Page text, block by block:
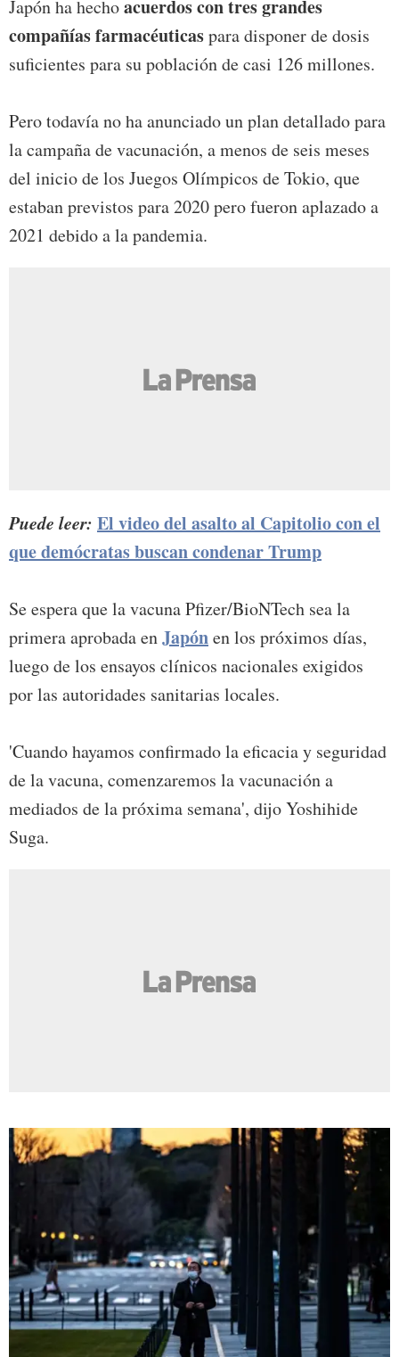
Japón ha hechoacuerdos con tres grandes
compañías farmacéuticaspara disponer de dosis
suficientes para su población de casi 126 millones.
Pero todavía no ha anunciado un plan detallado para
la campaña de vacunación, a menos de seis meses
del inicio de los Juegos Olímpicos de Tokio, que
estaban previstos para 2020 pero fueron aplazado a
2021 debido a la pandemia.
Puede leer: El video del asalto al Capitolio con el
que demócratas buscan condenar Trump
Se espera que la vacuna Pfizer/BioNTech sea la
primera aprobada enJapónen los próximos días,
luego de los ensayos clínicos nacionales exigidos
por las autoridades sanitarias locales.
'Cuando hayamos confirmado la eficacia y seguridad
de la vacuna, comenzaremos la vacunación a
mediados de la próxima semana', dijo Yoshihide
Suga.